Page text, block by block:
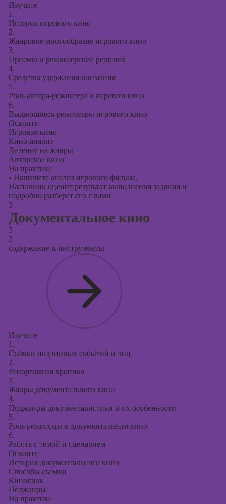
Изучите
1.
История игрового кино
2.
Жанровое многообразие игрового кино
3.
Приемы и режиссерские решения
4.
Средства удержания внимания
5.
Роль автора-режиссера в игровом кино
6.
Выдающиеся режиссеры игрового кино
Освоите
Игровое кино
Кино-анализ
Деление на жанры
Авторское кино
На практике
• Напишете анализ игрового фильма.
Наставник оценит результат выполнения задания и
подробно разберет его с вами.
3
Документальное кино
3
3
содержание и инструменты
Изучите
1.
Съёмки подлинных событий и лиц
2.
Репортажная хроника
3.
Жанры документального кино
4.
Поджанры документалистики и их особенности
5.
Роль режиссера в документальном кино
6.
Работа с темой и сценарием
Освоите
История документального кино
Способы съемки
Киноязык
Поджанры
На практике